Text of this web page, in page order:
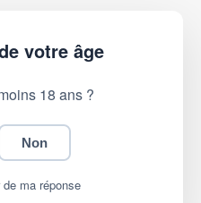
votre âge
18 ans ?
Non
ma réponse